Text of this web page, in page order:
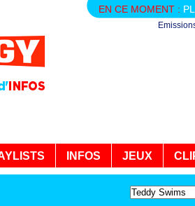
EN CE MOMENT :
INFOS JEUX